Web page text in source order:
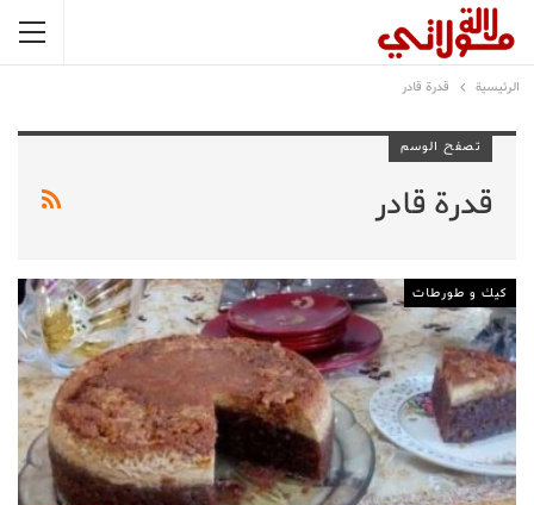
الرئيسية قدرة قادر
تصفح الوسم
قدرة قادر
كيك و طورطات